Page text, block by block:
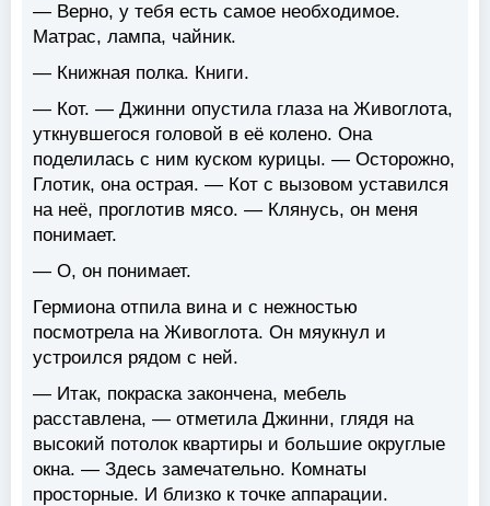
— Верно, у тебя есть самое необходимое.
Матрас, лампа, чайник.
— Книжная полка. Книги.
— Кот. — Джинни опустила глаза на Живоглота,
уткнувшегося головой в её колено. Она
поделилась с ним куском курицы. — Осторожно,
Глотик, она острая. — Кот с вызовом уставился
на неё, проглотив мясо. — Клянусь, он меня
понимает.
— О, он понимает.
Гермиона отпила вина и с нежностью
посмотрела на Живоглота. Он мяукнул и
устроился рядом с ней.
— Итак, покраска закончена, мебель
расставлена, — отметила Джинни, глядя на
высокий потолок квартиры и большие округлые
окна. — Здесь замечательно. Комнаты
просторные. И близко к точке аппарации.